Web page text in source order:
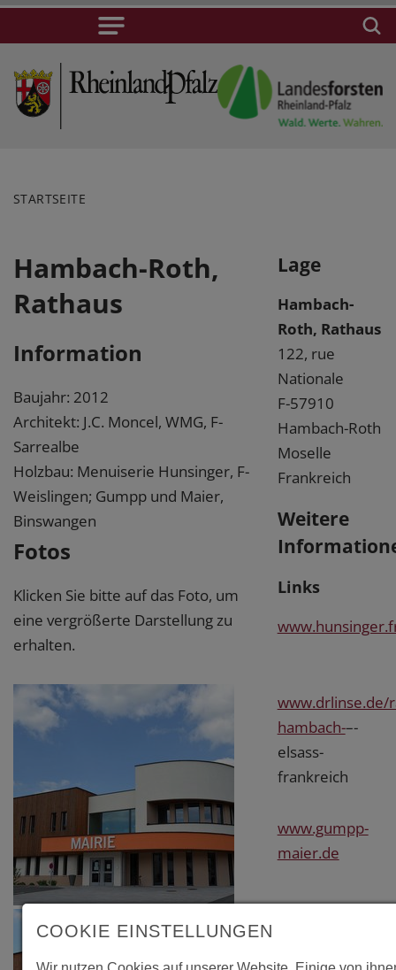
STARTSEITE
Hambach-Roth,
Rathaus
Information
Baujahr: 2012
Architekt: J.C. Moncel, WMG, F-
Sarrealbe
Holzbau: Menuiserie Hunsinger, F-
Weislingen; Gumpp und Maier,
Binswangen
Fotos
Klicken Sie bitte auf das Foto, um
eine vergrößerte Darstellung zu
erhalten.
Lage
Hambach-
Roth, Rathaus
122, rue
Nationale
F-57910
Hambach-Roth
Moselle
Frankreich
Weitere
Links
www.drlinse.de/
hambach-–-
elsass-
frankreich
www.gumpp-
maier.de
COOKIE EINSTELLUNGEN